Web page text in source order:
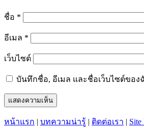
ชื่อ *
อีเมล *
เว็บไซต์
บันทึกชื่อ, อีเมล และชื่อเว็บไซต์ของ
หน้าแรก | บทความน่ารู้ | ติดต่อเรา | Site